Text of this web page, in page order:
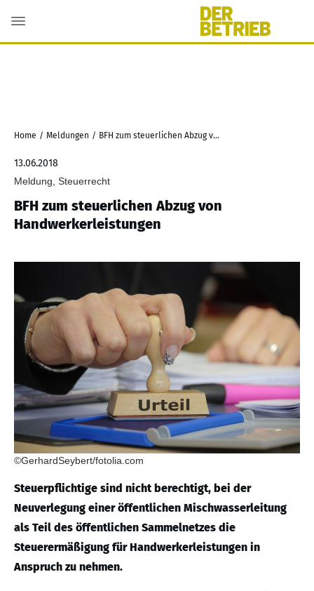
Home / Meldungen / BFH zum steuerlichen Abzug von Handwerkerleistungen
13.06.2018
Meldung, Steuerrecht
BFH zum steuerlichen Abzug von
Handwerkerleistungen
©GerhardSeybert/fotolia.com
Steuerpflichtige sind nicht berechtigt, bei der
Neuverlegung einer öffentlichen Mischwasserleitung
als Teil des öffentlichen Sammelnetzes die
Steuerermäßigung für Handwerkerleistungen in
Anspruch zu nehmen.